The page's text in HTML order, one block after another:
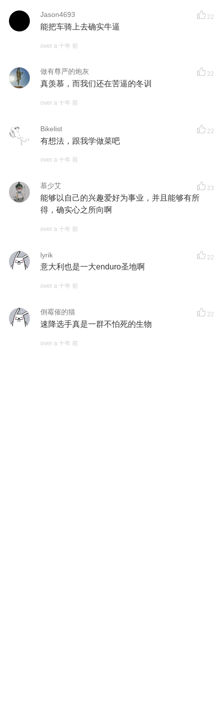
Jason4693 22
能把车骑上去确实牛逼
over a 十年 前
做有尊严的炮灰 22
真羡慕，而我们还在苦逼的冬训
over a 十年 前
Bikelist 22
有想法，跟我学做菜吧
over a 十年 前
慕少艾 23
能够以自己的兴趣爱好为事业，并且能够有所
得，确实心之所向啊
over a 十年 前
lyrik 22
意大利也是一大enduro圣地啊
over a 十年 前
倒霉催的猫 22
速降选手真是一群不怕死的生物
over a 十年 前